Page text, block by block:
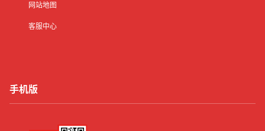
网站地图
客服中心
手机版